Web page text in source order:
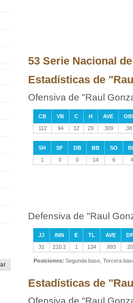
53 Serie Nacional
Estadísticas de
Ofensiva de "Raul
CB VB C H AVE
112
94 12 29 .309
SH SF DB BB SO
1
3 0 14 6 4
Defensiva de "Raul
JJ INN E TL AVE DP
31
210.2 1 134 .993 20
Posiciones: Segunda base, Tercera
Estadísticas de
Ofensiva de "Raul